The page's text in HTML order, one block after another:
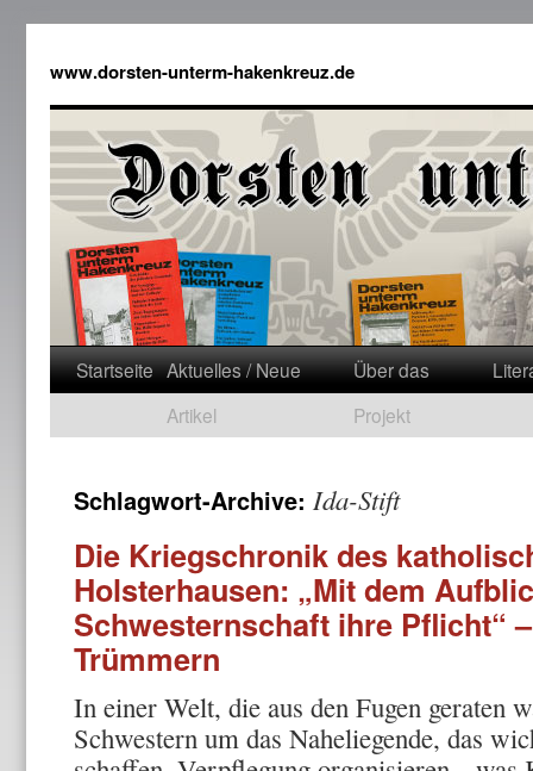
www.dorsten-unterm-hakenkreuz.de
Startseite Aktuelles / Neue
Artikel
Über das
Projekt
Schlagwort-Archive: Ida-Stift
Die Kriegschronik des
Holsterhausen: „Mit dem
Schwesternschaft ihre Pflicht“
Trümmern
In einer Welt, die aus den Fugen geraten
Schwestern um das Naheliegende, das